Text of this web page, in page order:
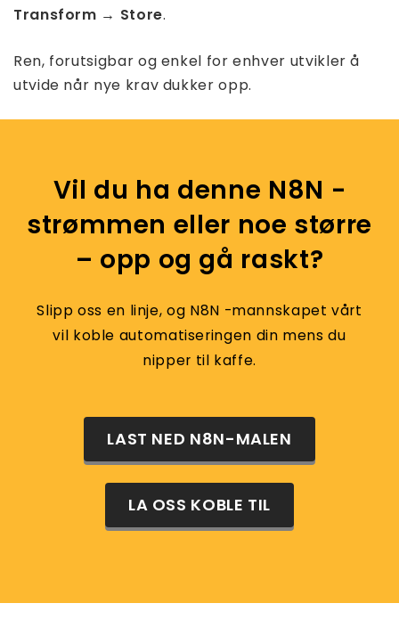
Transform → Store.
Ren, forutsigbar og enkel for enhver utvikler å
utvide når nye krav dukker opp.
Vil du ha denne N8N -
strømmen eller noe større
– opp og gå raskt?
Slipp oss en linje, og N8N -mannskapet vårt
vil koble automatiseringen din mens du
nipper til kaffe.
LAST NED N8N-MALEN
LA OSS KOBLE TIL